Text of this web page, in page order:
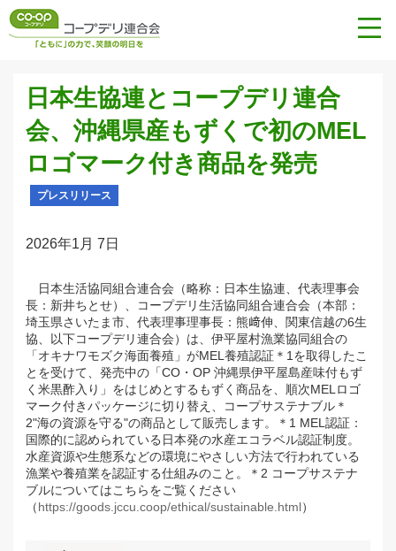
日本生協連とコープデリ連合
会、沖縄県産もずくで初のMEL
ロゴマーク付き商品を発売
プレスリリース
2026年1月 7日
日本生活協同組合連合会（略称：日本生協連、代表理事会
長：新井ちとせ）、コープデリ生活協同組合連合会（本部：
埼玉県さいたま市、代表理事理事長：熊﨑伸、関東信越の6生
協、以下コープデリ連合会）は、伊平屋村漁業協同組合の
「オキナワモズク海面養殖」がMEL養殖認証＊1を取得したこ
とを受けて、発売中の「CO・OP 沖縄県伊平屋島産味付もず
く米黒酢入り」をはじめとするもずく商品を、順次MELロゴ
マーク付きパッケージに切り替え、コープサステナブル＊
2"海の資源を守る"の商品として販売します。
＊1 MEL認証：
国際的に認められている日本発の水産エコラベル認証制度。
水産資源や生態系などの環境にやさしい方法で行われている
漁業や養殖業を認証する仕組みのこと。
＊2 コープサステナ
ブルについてはこちらをご覧ください
（https://goods.jccu.coop/ethical/sustainable.html）